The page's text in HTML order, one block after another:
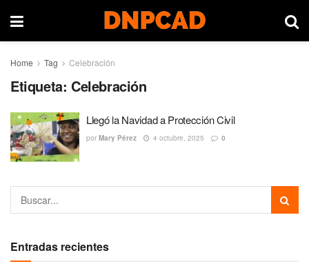
Home Tag Celebración
Etiqueta: Celebración
Llegó la Navidad a Protección Civil
por Mary Pérez 4 octubre, 2025 0
Entradas recientes